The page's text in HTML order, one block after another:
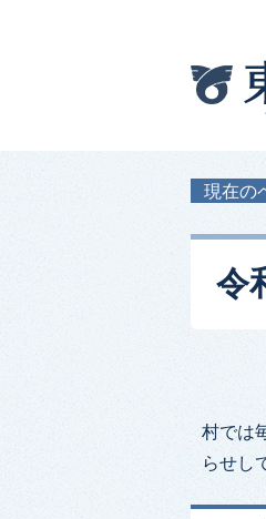
現在の
令
村では
らせし